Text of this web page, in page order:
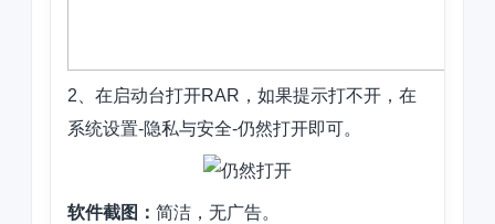
2、在启动台打开RAR，如果提示打不开，在
系统设置-隐私与安全-仍然打开即可。
软件截图： 简洁，无广告。